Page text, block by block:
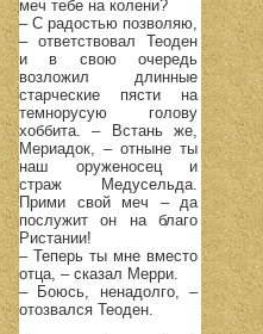
меч тебе на колени?
– С радостью позволяю,
– ответствовал Теоден
и в свою очередь
возложил длинные
старческие пясти на
темнорусую голову
хоббита. – Встань же,
Мериадок, – отныне ты
наш оруженосец и
страж Медусельда.
Прими свой меч – да
послужит он на благо
Ристании!
– Теперь ты мне вместо
отца, – сказал Мерри.
– Боюсь, ненадолго, –
отозвался Теоден.